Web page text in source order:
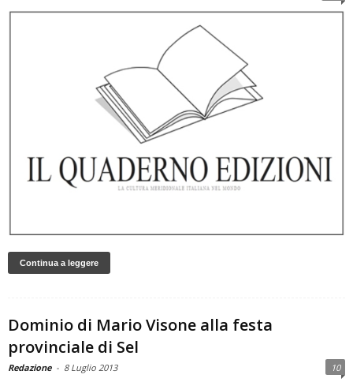
Continua a leggere
Dominio di Mario Visone alla festa
provinciale di Sel
Redazione - 8 Luglio 2013 10